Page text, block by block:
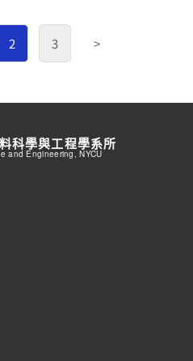
2 3 >
科學與工程學系所
and Engineering, NYCU